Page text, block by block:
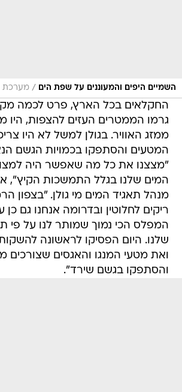
השמיים היפים והמעוננים על שפת הים / מערכת
החקלאים בכל הארץ, פרט לכמה
גרמו הממטרים העזים להצפות, היו
ממזג האוויר. בגולן למשל לא היו
המטעים והסתפקו בכמויות הגשם
"מצצנו את כל מה שאפשר היה
המים שלנו בגלל התמשכות הקיץ",
מנהל תאגיד המים מי גולן. "בצפון
ריקים לחלוטין ובדרומה אנחנו גם כן
המפלס הכי נמוך שמותר לנו על פי
שלנו. היום הפסיקו לראשונה
ואת מטעי המנגו והאגסים שצורכים
והסתפקו בגשם שירד".